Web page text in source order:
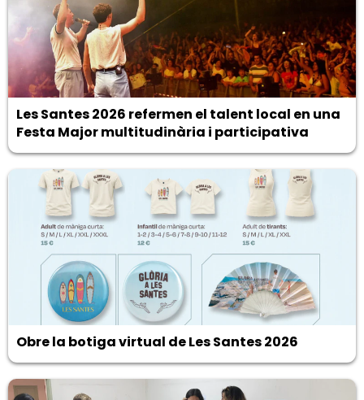
Les Santes 2026 refermen el talent local en una
Festa Major multitudinària i participativa
Obre la botiga virtual de Les Santes 2026